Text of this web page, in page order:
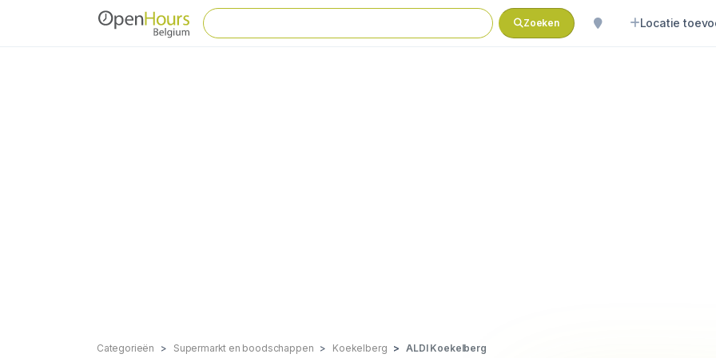
Zoeken Locatie
Categorieën Supermarkt en boodschappen Koekelberg ALDI Koekelberg